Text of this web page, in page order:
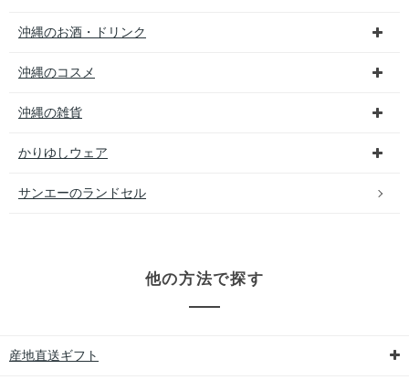
沖縄のお酒・ドリンク
沖縄のコスメ
沖縄の雑貨
かりゆしウェア
サンエーのランドセル
他の方法で探す
産地直送ギフト